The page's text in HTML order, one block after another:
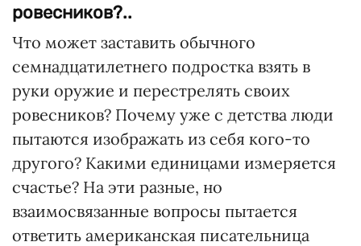
ровесников?..
Что может заставить обычного
семнадцатилетнего подростка взять в
руки оружие и перестрелять своих
ровесников? Почему уже с детства люди
пытаются изображать из себя кого-то
другого? Какими единицами измеряется
счастье? На эти разные, но
взаимосвязанные вопросы пытается
ответить американская писательница